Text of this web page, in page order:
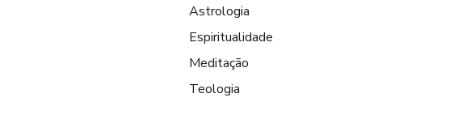
Astrologia
Espiritualidade
Meditação
Teologia